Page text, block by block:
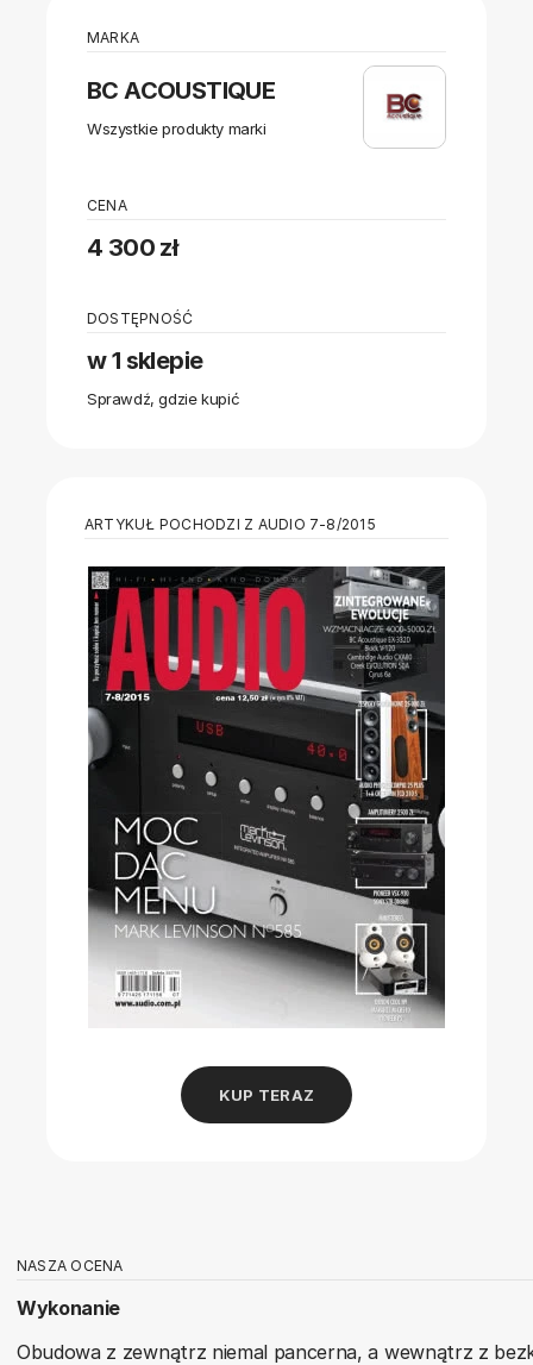
MARKA
BC ACOUSTIQUE
Wszystkie produkty marki
CENA
4 300 zł
DOSTĘPNOŚĆ
w 1 sklepie
Sprawdź, gdzie kupić
ARTYKUŁ POCHODZI Z AUDIO 7-8/2015
KUP TERAZ
NASZA OCENA
Wykonanie
Obudowa z zewnątrz niemal pancerna, a wewnątrz z